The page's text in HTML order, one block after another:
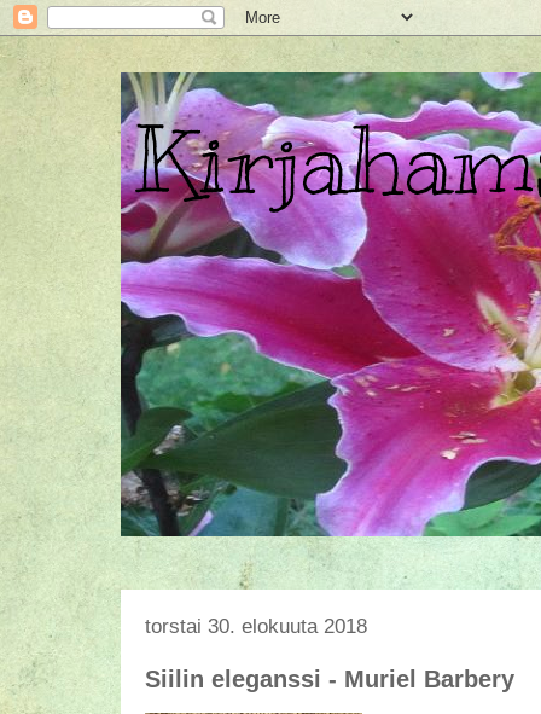
torstai 30. elokuuta 2018
Siilin eleganssi - Muriel Barbery